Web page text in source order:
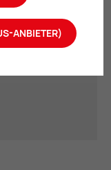
ANBIETER)